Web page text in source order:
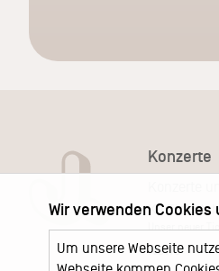
Konzerte
KJ
Unser neuer
News
Wir verwenden
Um unsere Webseite